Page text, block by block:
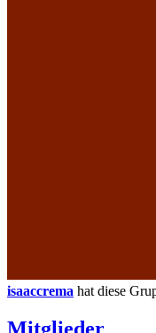
isaaccrema hat diese
Mitglieder